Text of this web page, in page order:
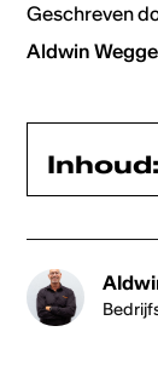
Geschreven
Aldwin
Inhoud:
Heading 2
Heading 3